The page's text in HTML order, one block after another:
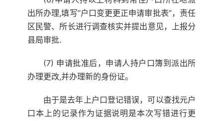
出所办理,填写”户口变更更正申请审批表”，责任
区民警、所长进行调查核实并提出意见，上报分
县局审批.
(7) 申请批准后，申请人持户口簿到派出所
办理更改,并办理新的身份证。
由于是去年上户口登记错误，可以查找元户
口本上的记录作为证据说明是本次写错进行更